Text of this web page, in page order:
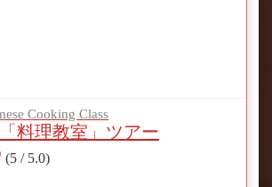
Cooking Class
料理教室」ツアー
(5 / 5.0)